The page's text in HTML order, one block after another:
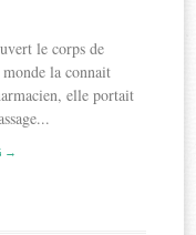
le corps de
la connait
elle portait
→